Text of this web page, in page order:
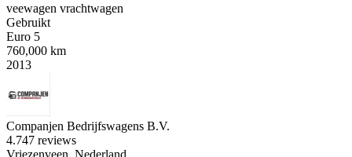
veewagen vrachtwagen
Gebruikt
Euro 5
760,000 km
2013
Companjen Bedrijfswagens B.V.
4.747 reviews
Vriezenveen, Nederland